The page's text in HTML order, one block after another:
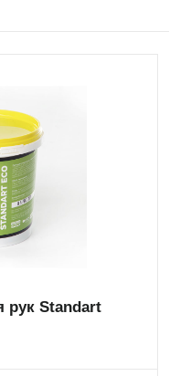
рук Standart